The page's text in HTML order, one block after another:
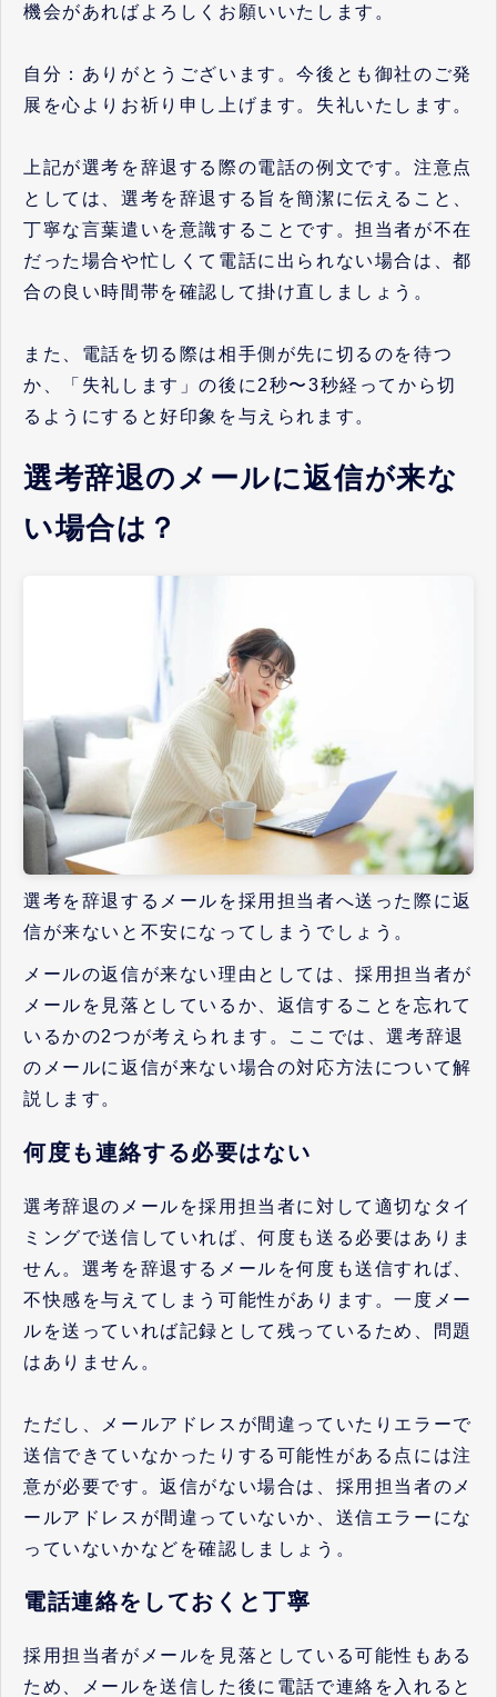
機会があればよろしくお願いいたします。
自分：ありがとうございます。今後とも御社のご発
展を心よりお祈り申し上げます。失礼いたします。
上記が選考を辞退する際の電話の例文です。注意点
としては、選考を辞退する旨を簡潔に伝えること、
丁寧な言葉遣いを意識することです。担当者が不在
だった場合や忙しくて電話に出られない場合は、都
合の良い時間帯を確認して掛け直しましょう。
また、電話を切る際は相手側が先に切るのを待つ
か、「失礼します」の後に2秒〜3秒経ってから切
るようにすると好印象を与えられます。
選考辞退のメールに返信が来な
い場合は？
選考を辞退するメールを採用担当者へ送った際に返
信が来ないと不安になってしまうでしょう。
メールの返信が来ない理由としては、採用担当者が
メールを見落としているか、返信することを忘れて
いるかの2つが考えられます。ここでは、選考辞退
のメールに返信が来ない場合の対応方法について解
説します。
何度も連絡する必要はない
選考辞退のメールを採用担当者に対して適切なタイ
ミングで送信していれば、何度も送る必要はありま
せん。選考を辞退するメールを何度も送信すれば、
不快感を与えてしまう可能性があります。一度メー
ルを送っていれば記録として残っているため、問題
はありません。
ただし、メールアドレスが間違っていたりエラーで
送信できていなかったりする可能性がある点には注
意が必要です。返信がない場合は、採用担当者のメ
ールアドレスが間違っていないか、送信エラーにな
っていないかなどを確認しましょう。
電話連絡をしておくと丁寧
採用担当者がメールを見落としている可能性もある
ため、メールを送信した後に電話で連絡を入れると